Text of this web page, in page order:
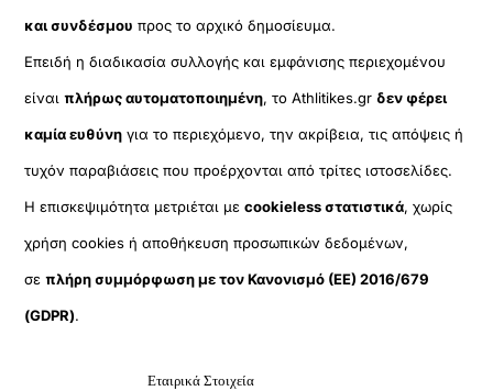
και συνδέσμου προς το αρχικό δημοσίευμα.
Επειδή η διαδικασία συλλογής και εμφάνισης περιεχομένου
είναιπλήρως αυτοματοποιημένη, το Athlitikes.gr δεν φέρει
καμία ευθύνη για το περιεχόμενο, την ακρίβεια, τις απόψεις ή
τυχόν παραβιάσεις που προέρχονται από τρίτες ιστοσελίδες.
Η επισκεψιμότητα μετριέται μεcookieless στατιστικά, χωρίς
χρήση cookies ή αποθήκευση προσωπικών δεδομένων,
σεπλήρη συμμόρφωση με τον Κανονισμό (ΕΕ) 2016/679
(GDPR).
Εταιρικά Στοιχεία